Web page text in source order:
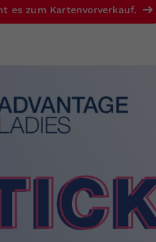
es zum Kartenvorverkauf.